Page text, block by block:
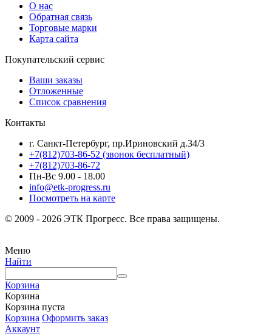
О нас
Обратная связь
Торговые марки
Карта сайта
Покупательский сервис
Ваши заказы
Отложенные
Список сравнения
Контакты
г. Санкт-Петербург, пр.Ириновский д.34/3
+7(812)703-86-52 (звонок бесплатный)
+7(812)703-86-72
Пн-Вс 9.00 - 18.00
info@etk-progress.ru
Посмотреть на карте
© 2009 - 2026 ЭТК Прогресс. Все права защищены.
Меню
Найти
Корзина
Корзина
Корзина пуста
Корзина Оформить заказ
Аккаунт